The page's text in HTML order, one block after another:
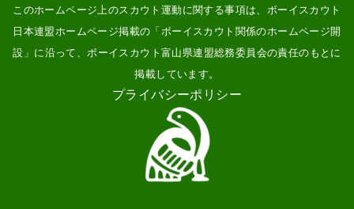
このホームページ上のスカウト運動に関する事項は、ボーイスカウト
日本連盟ホームページ掲載の「ボーイスカウト関係のホームページ開
設 」に沿って、ボーイスカウト富山県連盟総務委員会の責任のもとに
掲載しています。
プライバシーポリシー